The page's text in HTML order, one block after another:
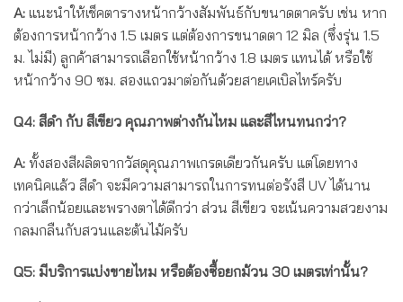
A: แนะนำให้เช็คตารางหน้ากว้างสัมพันธ์กับขนาดตาครับ เช่น หาก
ต้องการหน้ากว้าง 1.5 เมตร แต่ต้องการขนาดตา 12 มิล (ซึ่งรุ่น 1.5
ม. ไม่มี) ลูกค้าสามารถเลือกใช้หน้ากว้าง 1.8 เมตร แทนได้ หรือใช้
หน้ากว้าง 90 ซม. สองแถวมาต่อกันด้วยสายเคเบิลไทร์ครับ
Q4: สีดำ กับ สีเขียว คุณภาพต่างกันไหม และสีไหนทนกว่า?
A: ทั้งสองสีผลิตจากวัสดุคุณภาพเกรดเดียวกันครับ แต่โดยทาง
เทคนิคแล้ว สีดำ จะมีความสามารถในการทนต่อรังสี UV ได้นาน
กว่าเล็กน้อยและพรางตาได้ดีกว่า ส่วน สีเขียว จะเน้นความสวยงาม
กลมกลืนกับสวนและต้นไม้ครับ
Q5: มีบริการแบ่งขายไหม หรือต้องซื้อยกม้วน 30 เมตรเท่านั้น?